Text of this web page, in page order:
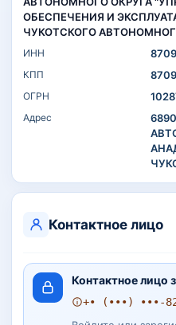
ОБЕСПЕЧЕНИЯ И
ЧУКОТСКОГО
ИНН
КПП
ОГРН
Адрес
Контактное лицо
Контактное лицо
+• (•••) •••-